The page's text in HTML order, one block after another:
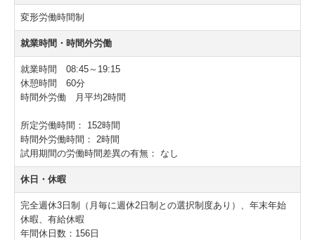
変形労働時間制
就業時間・時間外労働
就業時間 08:45～19:15
休憩時間 60分
時間外労働 月平均2時間
所定労働時間： 152時間
時間外労働時間： 2時間
試用期間の労働時間差異の有無： なし
休日・休暇
完全週休3日制（月毎に週休2日制との選択制度あり）、年末年始
休暇、有給休暇
年間休日数：156日